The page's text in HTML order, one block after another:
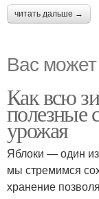
читать дальше →
Вас
Как всю
полезные
урожая
Яблоки — один
мы стремимся
хранение